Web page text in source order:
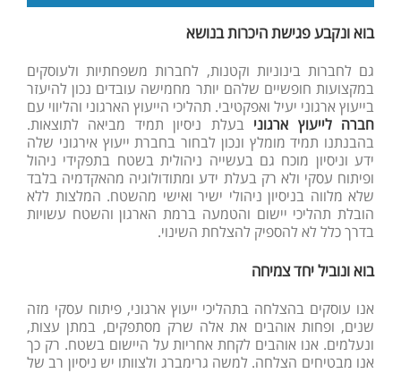
בוא ונקבע פגישת היכרות בנושא
גם לחברות בינוניות וקטנות, לחברות משפחתיות ולעוסקים
במקצועות חופשיים שלהם יותר מחמישה עובדים נכון להיעזר
בייעוץ ארגוני יעיל ואפקטיבי. תהליכי הייעוץ הארגוני והליווי עם
חברה לייעוץ ארגוני בעלת ניסיון תמיד מביאה לתוצאות.
בהבנתנו תמיד מומלץ ונכון לבחור בחברת ייעוץ אירגוני שלה
ידע וניסיון מוכח גם בעשייה ניהולית בשטח בתפקידי ניהול
ופיתוח עסקי ולא רק בעלת ידע ומתודולוגיה מהאקדמיה בלבד
שלא מלווה בניסיון ניהולי ישיר ואישי מהשטח. המלצות ללא
הובלת תהליכי יישום והטמעה ברמת הארגון והשטח עשויות
בדרך כלל לא להספיק להצלחת השינוי.
בוא ונוביל יחד צמיחה
אנו עוסקים בהצלחה בתהליכי ייעוץ ארגוני, פיתוח עסקי מזה
שנים, ופחות אוהבים את אלה שרק מסתפקים, במתן עצות,
ונעלמים. אנו אוהבים לקחת אחריות על היישום בשטח. רק כך
אנו מבטיחים הצלחה. למשה גרימברג ולצוותו יש ניסיון רב של